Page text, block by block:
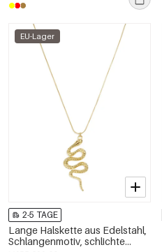
EU-Lager
2-5 TAGE
Lange Halskette aus Edelstahl,
Schlangenmotiv, schlichte